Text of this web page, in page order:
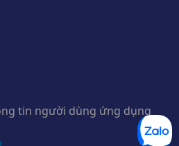
tin người dùng ứng dụng